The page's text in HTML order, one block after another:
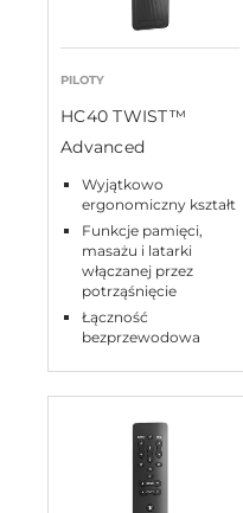
PILOTY
HC40 TWIST™
Advanced
Wyjątkowo
ergonomiczny kształt
Funkcje pamięci,
masażu i latarki
włączanej przez
potrząśnięcie
Łączność
bezprzewodowa